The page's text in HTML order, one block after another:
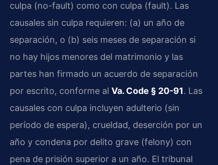
culpa (no-fault) como con culpa (fault). Las
causales sin culpa requieren: (a) un año de
separación, o (b) seis meses de separación si
no hay hijos menores del matrimonio y las
partes han firmado un acuerdo de separación
por escrito, conforme al Va. Code § 20-91. Las
causales con culpa incluyen adulterio (sin
período de espera), crueldad, deserción por un
año y condena por delito grave (felony) con
pena de prisión superior a un año. El tribunal